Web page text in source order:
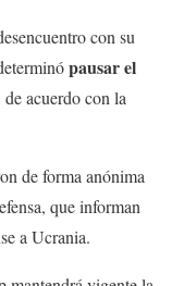
con su
pausar el
acuerdo con la
de forma anónima
que informan
a Ucrania.